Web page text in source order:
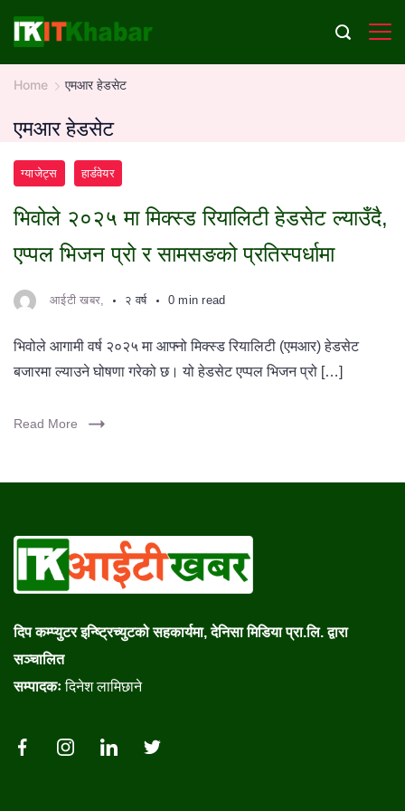
content
Home
एमआर हेडसेट
एमआर हेडसेट
ग्याजेट्स हार्डवेयर
भिवोले २०२५ मा मिक्स्ड रियालिटी हेडसेट ल्याउँदै,
एप्पल भिजन प्रो र सामसङको प्रतिस्पर्धामा
आईटी खबर, २ वर्ष 0 min read
भिवोले आगामी वर्ष २०२५ मा आफ्नो मिक्स्ड रियालिटी (एमआर) हेडसेट
बजारमा ल्याउने घोषणा गरेको छ। यो हेडसेट एप्पल भिजन प्रो […]
Read More
दिप कम्प्युटर इन्ष्ट्रिच्युटको सहकार्यमा, देनिसा मिडिया प्रा.लि. द्वारा
सञ्चालित
सम्पादकःदिनेश लामिछाने